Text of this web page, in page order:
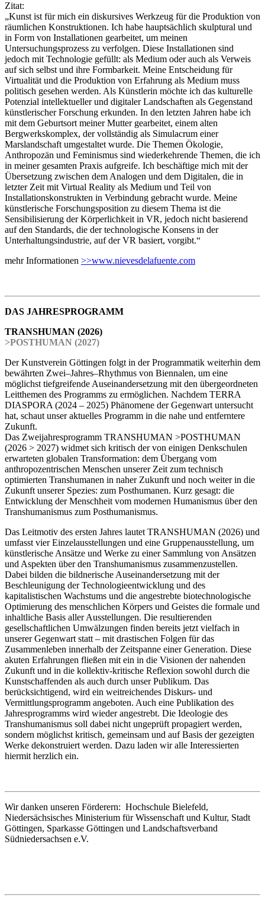
Zitat:
„Kunst ist für mich ein diskursives Werkzeug für die Produktion von
räumlichen Konstruktionen. Ich habe hauptsächlich skulptural und
in Form von Installationen gearbeitet, um meinen
Untersuchungsprozess zu verfolgen. Diese Installationen sind
jedoch mit Technologie gefüllt: als Medium oder auch als Verweis
auf sich selbst und ihre Formbarkeit. Meine Entscheidung für
Virtualität und die Produktion von Erfahrung als Medium muss
politisch gesehen werden. Als Künstlerin möchte ich das kulturelle
Potenzial intellektueller und digitaler Landschaften als Gegenstand
künstlerischer Forschung erkunden. In den letzten Jahren habe ich
mit dem Geburtsort meiner Mutter gearbeitet, einem alten
Bergwerkskomplex, der vollständig als Simulacrum einer
Marslandschaft umgestaltet wurde. Die Themen Ökologie,
Anthropozän und Feminismus sind wiederkehrende Themen, die ich
in meiner gesamten Praxis aufgreife. Ich beschäftige mich mit der
Übersetzung zwischen dem Analogen und dem Digitalen, die in
letzter Zeit mit Virtual Reality als Medium und Teil von
Installationskonstrukten in Verbindung gebracht wurde. Meine
künstlerische Forschungsposition zu diesem Thema ist die
Sensibilisierung der Körperlichkeit in VR, jedoch nicht basierend
auf den Standards, die der technologische Konsens in der
Unterhaltungsindustrie, auf der VR basiert, vorgibt.“
mehr Informationen >>www.nievesdelafuente.com
DAS JAHRESPROGRAMM
TRANSHUMAN (2026)
>POSTHUMAN (2027)
Der Kunstverein Göttingen folgt in der Programmatik weiterhin dem
bewährten Zwei–Jahres–Rhythmus von Biennalen, um eine
möglichst tiefgreifende Auseinandersetzung mit den übergeordneten
Leitthemen des Programms zu ermöglichen. Nachdem TERRA
DIASPORA (2024 – 2025) Phänomene der Gegenwart untersucht
hat, schaut unser aktuelles Programm in die nahe und entferntere
Zukunft.
Das Zweijahresprogramm TRANSHUMAN >POSTHUMAN
(2026 > 2027) widmet sich kritisch der von einigen Denkschulen
erwarteten globalen Transformation: dem Übergang vom
anthropozentrischen Menschen unserer Zeit zum technisch
optimierten Transhumanen in naher Zukunft und noch weiter in die
Zukunft unserer Spezies: zum Posthumanen. Kurz gesagt: die
Entwicklung der Menschheit vom modernen Humanismus über den
Transhumanismus zum Posthumanismus.
Das Leitmotiv des ersten Jahres lautet TRANSHUMAN (2026) und
umfasst vier Einzelausstellungen und eine Gruppenausstellung, um
künstlerische Ansätze und Werke zu einer Sammlung von Ansätzen
und Aspekten über den Transhumanismus zusammenzustellen.
Dabei bilden die bildnerische Auseinandersetzung mit der
Beschleunigung der Technologieentwicklung und des
kapitalistischen Wachstums und die angestrebte biotechnologische
Optimierung des menschlichen Körpers und Geistes die formale und
inhaltliche Basis aller Ausstellungen. Die resultierenden
gesellschaftlichen Umwälzungen finden bereits jetzt vielfach in
unserer Gegenwart statt – mit drastischen Folgen für das
Zusammenleben innerhalb der Zeitspanne einer Generation. Diese
akuten Erfahrungen fließen mit ein in die Visionen der nahenden
Zukunft und in die kollektiv-kritische Reflexion sowohl durch die
Kunstschaffenden als auch durch unser Publikum. Das
berücksichtigend, wird ein weitreichendes Diskurs- und
Vermittlungsprogramm angeboten. Auch eine Publikation des
Jahresprogramms wird wieder angestrebt. Die Ideologie des
Transhumanismus soll dabei nicht ungeprüft propagiert werden,
sondern möglichst kritisch, gemeinsam und auf Basis der gezeigten
Werke dekonstruiert werden. Dazu laden wir alle Interessierten
hiermit herzlich ein.
Wir danken unseren Förderern: Hochschule Bielefeld,
Niedersächsisches Ministerium für Wissenschaft und Kultur, Stadt
Göttingen, Sparkasse Göttingen und Landschaftsverband
Südniedersachsen e.V.